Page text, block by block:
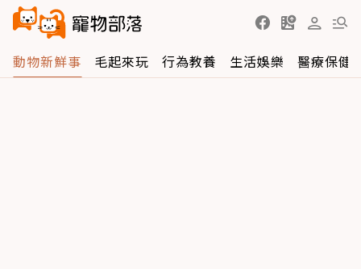
動物新鮮事 毛起來玩 行為教養 生活娛樂 醫療保健